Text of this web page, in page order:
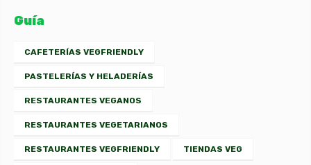
Guía
CAFETERÍAS VEGFRIENDLY
PASTELERÍAS Y HELADERÍAS
RESTAURANTES VEGANOS
RESTAURANTES VEGETARIANOS
RESTAURANTES VEGFRIENDLY TIENDAS VEG